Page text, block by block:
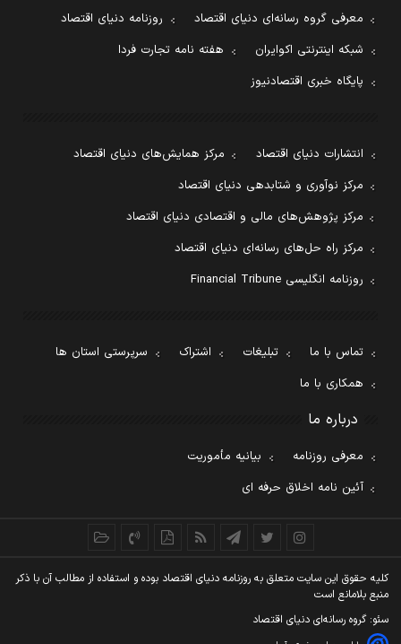
معرفی گروه رسانه‌ای دنیای اقتصاد
روزنامه دنیای اقتصاد
شبکه اینترنتی اکوایران
هفته نامه تجارت فردا
پایگاه خبری اقتصادنیوز
انتشارات دنیای اقتصاد
مرکز همایش‌های دنیای اقتصاد
مرکز نوآوری و شتابدهی دنیای اقتصاد
مرکز پژوهش‌های مالی و اقتصادی دنیای اقتصاد
مرکز راه حل‌های رسانه‌ای دنیای اقتصاد
روزنامه انگلیسی Financial Tribune
تماس با ما تبلیغات اشتراک
سرپرستی استان ها
همکاری با ما
درباره ما
معرفی روزنامه
بیانیه مأموریت
آئین نامه اخلاق حرفه ای
کليه حقوق اين سايت متعلق به روزنامه دنيای اقتصاد بوده و استفاده از مطالب آن با ذکر
منبع بلامانع است
سئو: گروه رسانه‌ای دنیای اقتصاد